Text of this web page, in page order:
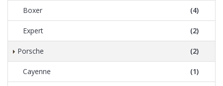
Boxer (4)
Expert (2)
Porsche (2)
Cayenne (1)